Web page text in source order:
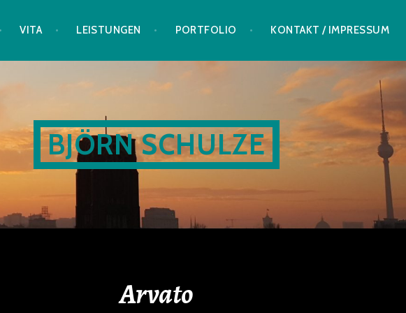
VITA LEISTUNGEN PORTFOLIO KONTAKT / IMPRESSUM
BJÖRN SCHULZE
Arvato